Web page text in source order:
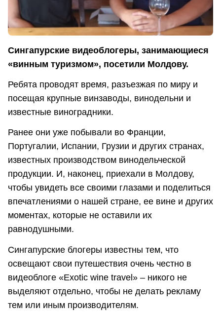
Сингапурские видеоблогеры, занимающиеся
«винным туризмом», посетили Молдову.
Ребята проводят время, разъезжая по миру и
посещая крупные винзаводы, винодельни и
известные виноградники.
Ранее они уже побывали во Франции,
Португалии, Испании, Грузии и других странах,
известных производством винодельческой
продукции. И, наконец, приехали в Молдову,
чтобы увидеть все своими глазами и поделиться
впечатлениями о нашей стране, ее вине и других
моментах, которые не оставили их
равнодушными.
Сингапурские блогеры известны тем, что
освещают свои путешествия очень честно в
видеоблоге «Exotic wine travel» – никого не
выделяют отдельно, чтобы не делать рекламу
тем или иным производителям.